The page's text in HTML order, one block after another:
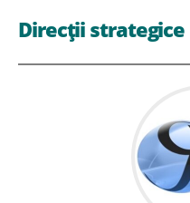
Direcții strategice